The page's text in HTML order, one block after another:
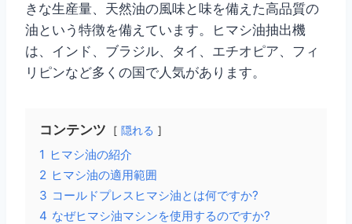
きな生産量、天然油の風味と味を備えた高品質の
油という特徴を備えています。ヒマシ油抽出機
は、インド、ブラジル、タイ、エチオピア、フィ
リピンなど多くの国で人気があります。
コンテンツ 隠れる
1 ヒマシ油の紹介
2 ヒマシ油の適用範囲
3 コールドプレスヒマシ油とは何ですか?
4 なぜヒマシ油マシンを使用するのですか?